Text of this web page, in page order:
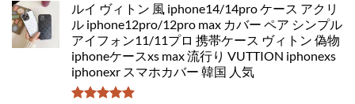
ルイ ヴィトン 風 iphone14/14pro ケース アクリ
ル iphone12pro/12pro max カバー ペア シンプル
アイフォン11/11プロ 携帯ケース ヴィトン 偽物
iphoneケースxs max 流行り VUTTION iphonexs
iphonexr スマホカバー 韓国 人気